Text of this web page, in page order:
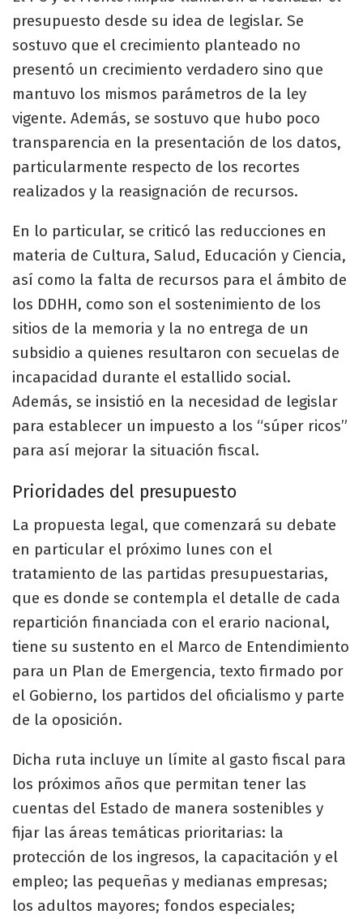
presupuesto desde su idea de legislar. Se
sostuvo que el crecimiento planteado no
presentó un crecimiento verdadero sino que
mantuvo los mismos parámetros de la ley
vigente. Además, se sostuvo que hubo poco
transparencia en la presentación de los datos,
particularmente respecto de los recortes
realizados y la reasignación de recursos.
En lo particular, se criticó las reducciones en
materia de Cultura, Salud, Educación y Ciencia,
así como la falta de recursos para el ámbito de
los DDHH, como son el sostenimiento de los
sitios de la memoria y la no entrega de un
subsidio a quienes resultaron con secuelas de
incapacidad durante el estallido social.
Además, se insistió en la necesidad de legislar
para establecer un impuesto a los “súper ricos”
para así mejorar la situación fiscal.
Prioridades del presupuesto
La propuesta legal, que comenzará su debate
en particular el próximo lunes con el
tratamiento de las partidas presupuestarias,
que es donde se contempla el detalle de cada
repartición financiada con el erario nacional,
tiene su sustento en el Marco de Entendimiento
para un Plan de Emergencia, texto firmado por
el Gobierno, los partidos del oficialismo y parte
de la oposición.
Dicha ruta incluye un límite al gasto fiscal para
los próximos años que permitan tener las
cuentas del Estado de manera sostenibles y
fijar las áreas temáticas prioritarias: la
protección de los ingresos, la capacitación y el
empleo; las pequeñas y medianas empresas;
los adultos mayores; fondos especiales;